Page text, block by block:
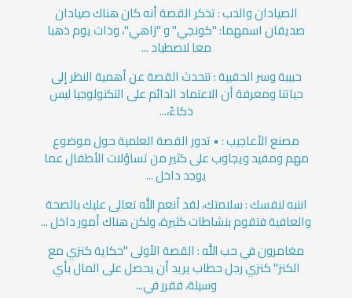
الصيادان والدب : تذكر القصة أنه كان هناك صيادان
صديقان اسمهما: "كونجي" و "زاهي"، وذات يوم ذهبا
معا لاصطياد ...
حبيبة وسر الحقيبة : تتحدث القصة عن أهمية النظر إلى
حياتنا ومعرفة أن الاعتماد الدائم على التكنولوجيا ليس
ذكاءً،...
مصنع الأعاجيب : • تدور القصة العلمية حول موضوع
مهم ومفيد ويجاوب على كثير من تساؤلات الأطفال عما
يوجد داخل ...
انتبه لنفسك : سلامتك، لقد أنعم الله تعالى عليك بالصحة
والعافية فتقوم بنشاطات كثيرة، ولكن هناك أمور داخل ...
مغامرون في حب الله : القصة الأولى "حكاية كنزي مع
الكنز" كنزي رجل حطاب يريد أن يحصل على المال بأي
وسيلة، فقرر في...